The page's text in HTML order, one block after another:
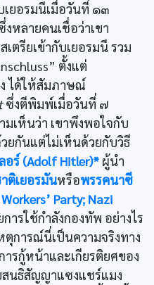
เยอรมนีเมื่อวันที่ ๑๓
หลายคนเชื่อว่าเขา
ตรียเข้ากับเยอรมนี รวม
ตั้งแต่
ได้ให้สัมภาษณ์
ซึ่งตีพิมพ์เมื่อวันที่ ๗
เห็นว่า เขาพึงพอใจกับ
ยกันแต่ไม่เห็นด้วยกับวิธี
อร์ (Adolf Hitler)* ผู้นำ
ติเยอรมันหรือพรรคนาซี
Party; Nazi
ารใช้กำลังกองทัพ อย่างไร
ตุการณ์นี่เป็นความจริงทาง
รกู้หน้าและเกียรติยศของ
สนธิสัญญาแซงแชร์แมง